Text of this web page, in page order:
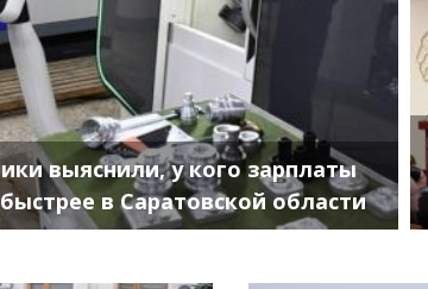
выяснили, у кого зарплаты
в Саратовской области